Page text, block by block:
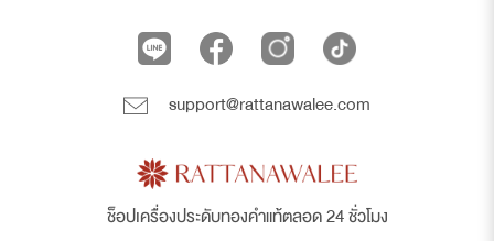
support@rattanawalee.com
ช็อปเครื่องประดับทองคำแท้ตลอด 24 ชั่วโมง